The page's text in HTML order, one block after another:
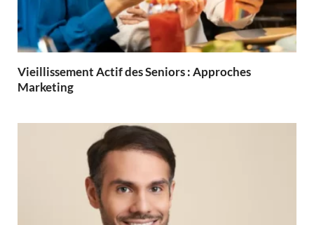
Vieillissement Actif des Seniors : Approches
Marketing